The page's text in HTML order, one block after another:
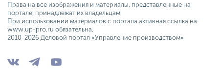
Права на все изображения и материалы, представленные на
портале, принадлежат их владельцам.
При использовании материалов с портала активная ссылка на
www.up-pro.ru обязательна.
2010-2026 Деловой портал «Управление производством»